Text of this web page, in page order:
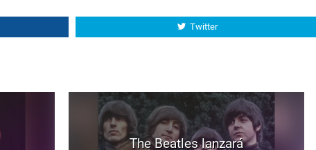
Twitter
The Beatles lanzará